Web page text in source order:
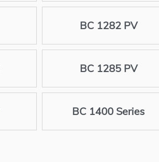
BC 1282 PV
BC 1285 PV
BC 1400 Series